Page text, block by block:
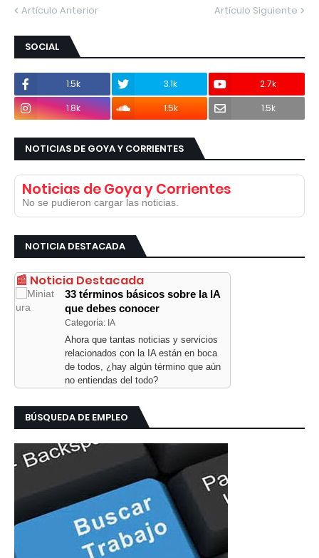
Artículo Anterior Artículo Siguiente
SOCIAL
1.5k 3.1k
2.7k
1.8k
1.5k 1.5k
NOTICIAS DE GOYA Y CORRIENTES
Noticias de Goya y Corrientes
No se pudieron cargar las noticias.
NOTICIA DESTACADA
📰 Noticia Destacada
33 términos básicos sobre la IA
que debes conocer
Categoría: IA
Ahora que tantas noticias y servicios
relacionados con la IA están en boca
de todos, ¿hay algún término que aún
no entiendas del todo?
BÚSQUEDA DE EMPLEO